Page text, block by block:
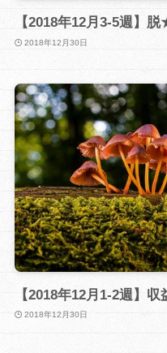
【2018年12月3-5週】
2018年12月30日
【2018年12月1-2週】
2018年12月30日